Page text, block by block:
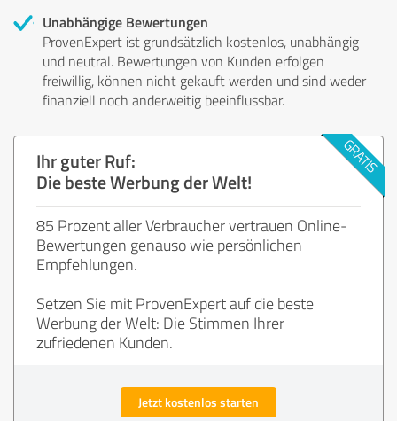
Unabhängige Bewertungen
ProvenExpert ist grundsätzlich kostenlos, unabhängig
und neutral. Bewertungen von Kunden erfolgen
freiwillig, können nicht gekauft werden und sind weder
finanziell noch anderweitig beeinflussbar.
Ihr guter Ruf:
Die beste Werbung der Welt!
85 Prozent aller Verbraucher vertrauen Online-
Bewertungen genauso wie persönlichen
Empfehlungen.
Setzen Sie mit ProvenExpert auf die beste
Werbung der Welt: Die Stimmen Ihrer
zufriedenen Kunden.
Jetzt kostenlos starten